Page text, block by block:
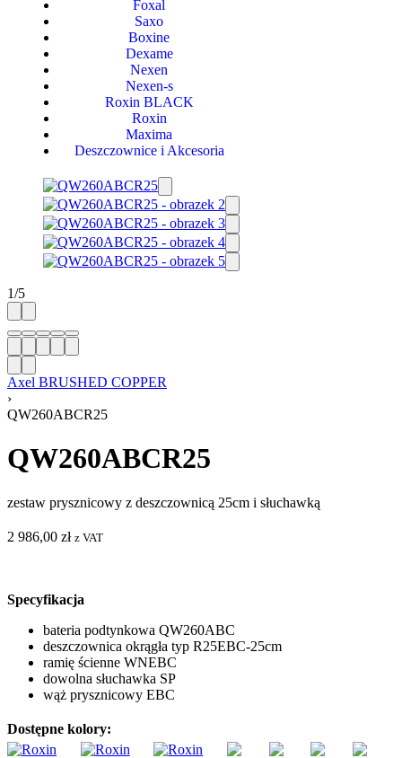
Foxal
Saxo
Boxine
Dexame
Nexen
Nexen-s
Roxin BLACK
Roxin
Maxima
Deszczownice i Akcesoria
1/5
Axel BRUSHED COPPER
›
QW260ABCR25
QW260ABCR25
zestaw prysznicowy z deszczownicą 25cm i słuchawką
2 986,00 zł z VAT
Specyfikacja
bateria podtynkowa QW260ABC
deszczownica okrągła typ R25EBC-25cm
ramię ścienne WNEBC
dowolna słuchawka SP
wąż prysznicowy EBC
Dostępne kolory: